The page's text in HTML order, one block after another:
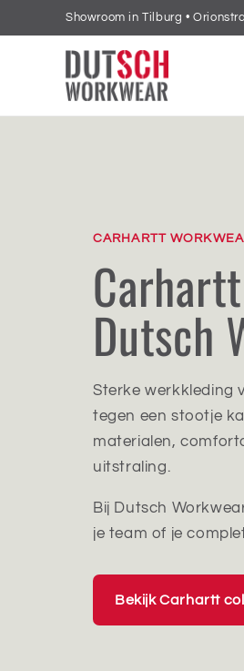
directamente
al contenido
Showroom in Tilburg •
CARHARTT
Dutsch
Sterke werkkleding
tegen een stootje
materialen,
uitstraling.
Bij Dutsch
je team of je
Bekijk Carhartt